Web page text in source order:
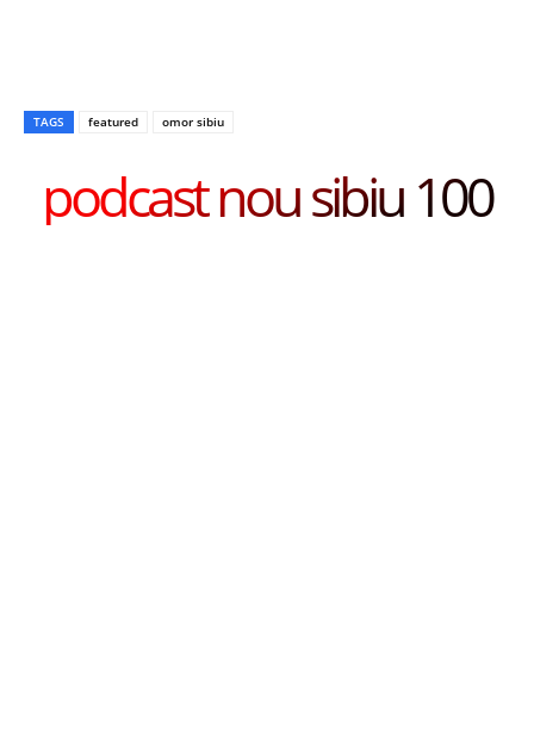
TAGS featured omor sibiu
podcast nou sibiu 100